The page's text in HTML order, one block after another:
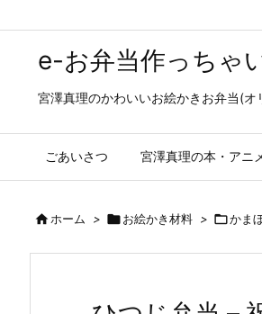
e-お弁当作っちゃ
宮澤真理のかわいいお絵かきお弁当(
ごあいさつ 宮澤真理の本・アニ
ホーム > お絵かき材料 > かま